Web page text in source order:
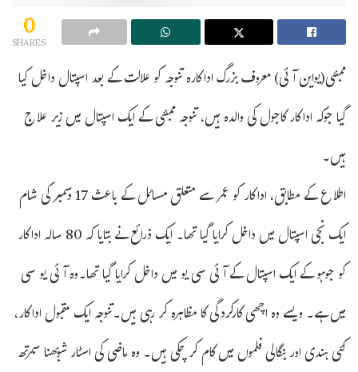
0
SHARES
ممبئی(یواین آئی) معروف بزرگ اداکارہ تنوجہ کو علالت کے بعد اسپتال داخل کیا
گیا جوکہ اداکار کاجول کی والدہ ہیں، تنوجہ ممبئی کے ایک اسپتال میں زیر علاج
ہیں۔
اطلاع کے مطابق، اداکار کو عمر سے متعلق مسائل کے باعث 17 دسمبر کی شام
ایک نجی اسپتال میں داخل کرایا گیا تھا۔ ایک ذرائع نے بتایا کہ 80 سالہ اداکار
کو جوہو کے ایک اسپتال کے آئی سی یو میں داخل کرایا گیا تھا۔وہ آئی یو سی
میں ہے۔ ویسے وہ اچھی کارکردگی کا مظاہرہ کر رہی ہیں۔تنوجہ ایک مقبول اداکار،
کئی ہندی اور بنگالی فلموں میں کام کر چکی ہیں۔ وہ ماضی کی اسٹار شوبھنا سمرتھ